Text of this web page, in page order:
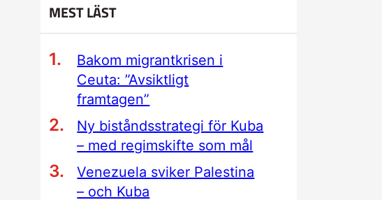
MEST LÄST
Bakom migrantkrisen i
Ceuta: ”Avsiktligt
framtagen”
Ny biståndsstrategi för Kuba
– med regimskifte som mål
Venezuela sviker Palestina
– och Kuba